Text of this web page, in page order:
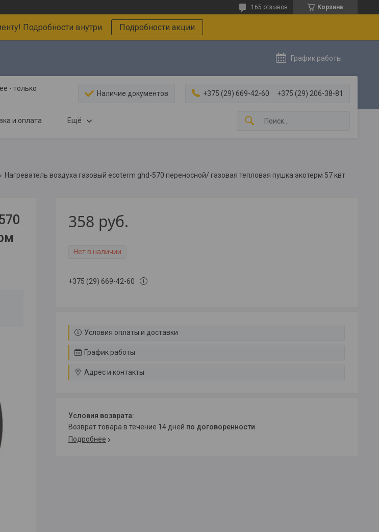
Корзина
165 отзывов
Подробности внутри. Подробности акции
График работы
- только
Наличие документов +375 (29) 669-42-60 +375 (29) 206-38-81
и оплата Ещё
Нагреватель воздуха газовый ecoterm ghd-570 переносной/ газовая тепловая пушка экотерм 57 квт
358 руб.
Нет в наличии
+375 (29) 669-42-60
Условия оплаты и доставки
График работы
Адрес и контакты
возврат товара в течение 14 дней по договоренности
Подробнее